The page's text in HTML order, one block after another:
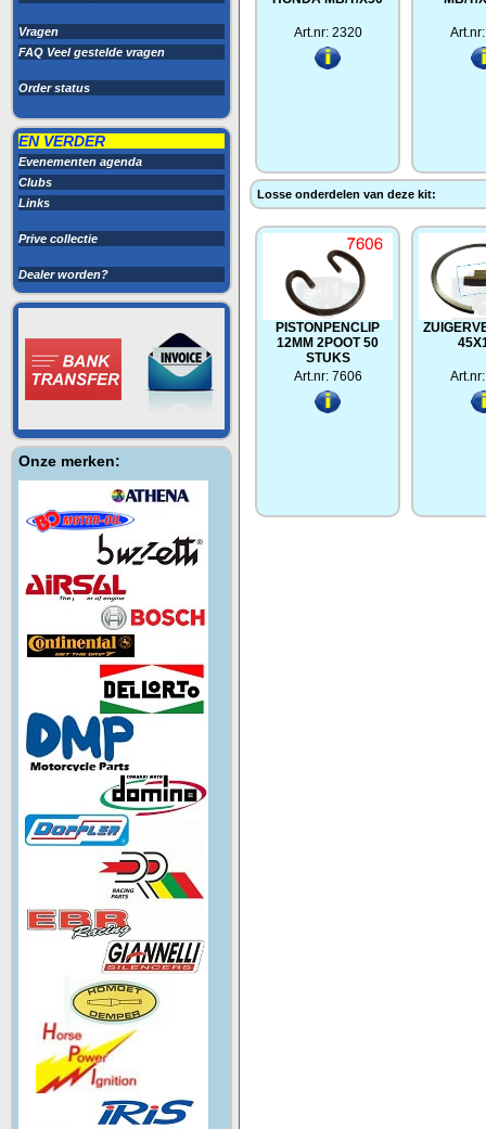
Vragen
FAQ Veel gestelde vragen
Order status
EN VERDER
Evenementen agenda
Clubs
Links
Prive collectie
Dealer worden?
Onze merken:
Art.nr: 2320
Losse onderdelen van deze kit:
PISTONPENCLIP
12MM 2POOT 50
STUKS
Art.nr: 7606